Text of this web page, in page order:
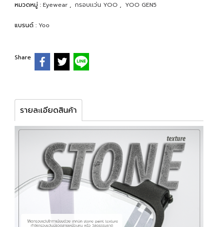
หมวดหมู่ : Eyewear , กรอบเเว่น YOO , YOO GEN5
แบรนด์ : Yoo
Share
รายละเอียดสินค้า